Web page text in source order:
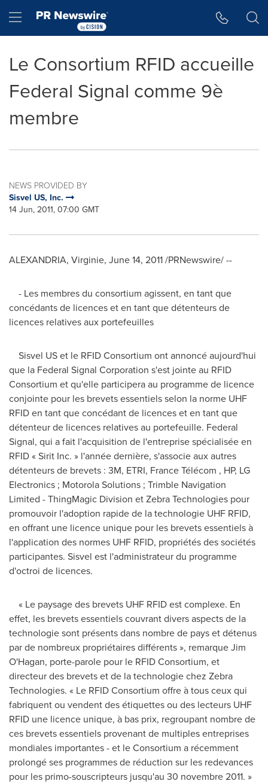
Hamburger menu
Le Consortium RFID accueille
Federal Signal comme 9è
membre
NEWS PROVIDED BY
Sisvel US, Inc.
14 Jun, 2011, 07:00 GMT
ALEXANDRIA, Virginie, June 14, 2011/PRNewswire/ --
- Les membres du consortium agissent, en tant que
concédants de licences et en tant que détenteurs de
licences relatives aux portefeuilles
Sisvel US et le RFID Consortium ont annoncé aujourd'hui
que la Federal Signal Corporation s'est jointe au RFID
Consortium et qu'elle participera au programme de licence
conjointe pour les brevets essentiels selon la norme UHF
RFID en tant que concédant de licences et en tant que
détenteur de licences relatives au portefeuille. Federal
Signal, qui a fait l'acquisition de l'entreprise spécialisée en
RFID « Sirit Inc. » l'année dernière, s'associe aux autres
détenteurs de brevets : 3M, ETRI, France Télécom , HP, LG
Electronics ; Motorola Solutions ; Trimble Navigation
Limited - ThingMagic Division et Zebra Technologies pour
promouvoir l'adoption rapide de la technologie UHF RFID,
en offrant une licence unique pour les brevets essentiels à
l'application des normes UHF RFID, propriétés des sociétés
participantes. Sisvel est l'administrateur du programme
d'octroi de licences.
« Le paysage des brevets UHF RFID est complexe. En
effet, les brevets essentiels couvrant divers aspects de la
technologie sont présents dans nombre de pays et détenus
par de nombreux propriétaires différents », remarqueJim
O'Hagan, porte-parole pour le RFID Consortium, et
directeur des brevets et de la technologie chez Zebra
Technologies. « Le RFID Consortium offre à tous ceux qui
fabriquent ou vendent des étiquettes ou des lecteurs UHF
RFID une licence unique, à bas prix, regroupant nombre de
ces brevets essentiels provenant de multiples entreprises
mondiales importantes - et le Consortium a récemment
prolongé ses programmes de réduction sur les redevances
pour les primo-souscripteurs jusqu'au 30 novembre 2011. »